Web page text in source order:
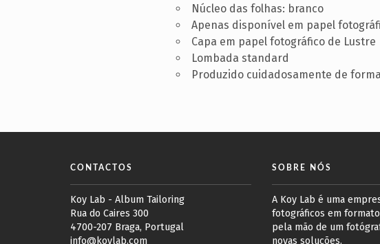
Núcleo das folhas: branco
Apenas disponível em papel
Capa em papel fotográfico de Lustre
Lombada standard
Produzido cuidadosamente de
CONTACTOS
Koy Lab - Album Tailoring
Rua do Caires 300
4700-207 Braga, Portugal
info@koylab.com
SOBRE NÓS
A Koy Lab é uma
fotográficos em
pela mão de um
novas soluções.